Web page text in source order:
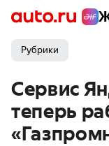
Рубрики
Сервис
теперь